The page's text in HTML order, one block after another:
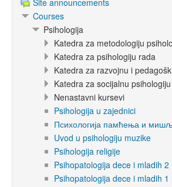
Site announcements
Courses
Psihologija
Katedra za metodologiju
Katedra za psihologiju rada
Katedra za razvojnu i
Katedra za socijalnu psihologiju
Nenastavni kursevi
Psihologija u zajednici
Психологија памћења и
Uvod u psihologiju muzike
Psihologija religije
Psihopatologija dece i mladih 2
Psihopatologija dece i mladih 1